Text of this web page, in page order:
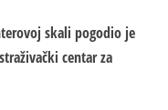
skali pogodio je
centar za